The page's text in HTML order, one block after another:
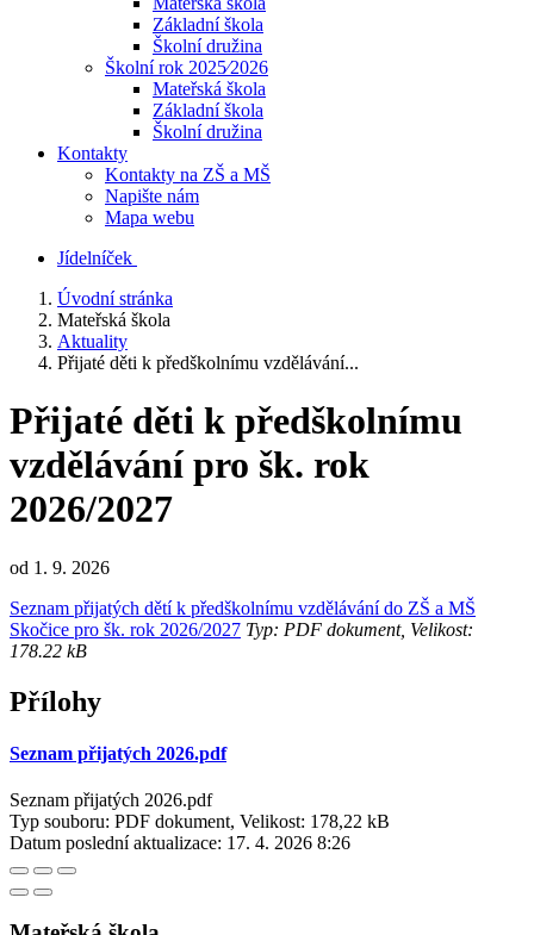
Základní škola
Školní družina
Školní rok 2025⁄2026
Mateřská škola
Základní škola
Školní družina
Kontakty
Kontakty na ZŠ a MŠ
Napište nám
Mapa webu
Jídelníček
Úvodní stránka
Mateřská škola
Aktuality
Přijaté děti k předškolnímu vzdělávání...
Přijaté děti k předškolnímu
vzdělávání pro šk. rok
2026/2027
od 1. 9. 2026
Seznam přijatých dětí k předškolnímu vzdělávání do ZŠ a MŠ
Skočice pro šk. rok 2026/2027 Typ: PDF dokument, Velikost:
178.22 kB
Přílohy
Seznam přijatých 2026.pdf
Seznam přijatých 2026.pdf
Typ souboru: PDF dokument, Velikost: 178,22 kB
Datum poslední aktualizace: 17. 4. 2026 8:26